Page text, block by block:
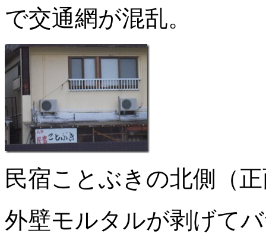
で交通網が混乱。
民宿ことぶきの北側（
外壁モルタルが剥げて